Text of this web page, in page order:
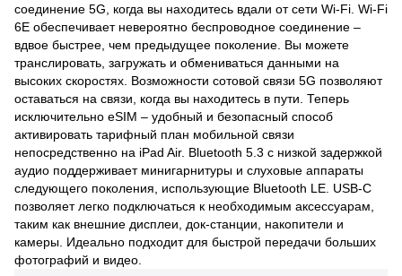
соединение 5G, когда вы находитесь вдали от сети Wi-Fi. Wi-Fi
6E обеспечивает невероятно беспроводное соединение –
вдвое быстрее, чем предыдущее поколение. Вы можете
транслировать, загружать и обмениваться данными на
высоких скоростях. Возможности сотовой связи 5G позволяют
оставаться на связи, когда вы находитесь в пути. Теперь
исключительно eSIM – удобный и безопасный способ
активировать тарифный план мобильной связи
непосредственно на iPad Air. Bluetooth 5.3 с низкой задержкой
аудио поддерживает минигарнитуры и слуховые аппараты
следующего поколения, использующие Bluetooth LE. USB-C
позволяет легко подключаться к необходимым аксессуарам,
таким как внешние дисплеи, док-станции, накопители и
камеры. Идеально подходит для быстрой передачи больших
фотографий и видео.